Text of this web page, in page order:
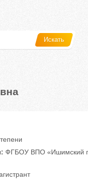
Искать
ФГБОУ ВПО «Ишимский